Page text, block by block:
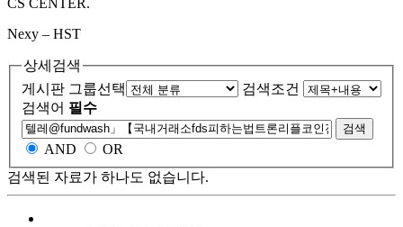
Nexy – HST
상세검색
게시판 그룹선택
검색조건
검색어 필수
검색
AND
OR
검색된 자료가 하나도 없습니다.